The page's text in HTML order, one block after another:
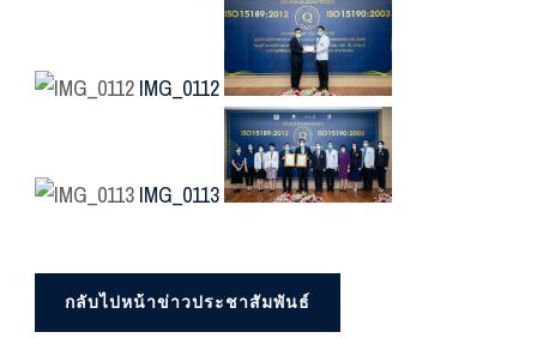
IMG_0112
IMG_0113
กลับไปหน้าข่าวประชาสัมพันธ์